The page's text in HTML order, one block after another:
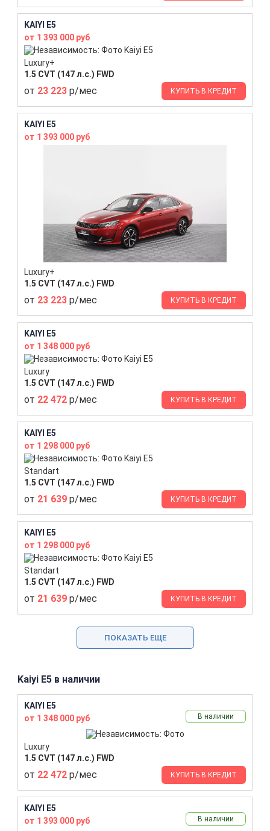
KAIYI E5
от 1 393 000 руб
Luxury+
1.5 CVT (147 л.с.) FWD
от 23 223 р/мес КУПИТЬ В КРЕДИТ
KAIYI E5
от 1 393 000 руб
Luxury+
1.5 CVT (147 л.с.) FWD
от 23 223 р/мес КУПИТЬ В КРЕДИТ
KAIYI E5
от 1 348 000 руб
Luxury
1.5 CVT (147 л.с.) FWD
от 22 472 р/мес КУПИТЬ В КРЕДИТ
KAIYI E5
от 1 298 000 руб
Standart
1.5 CVT (147 л.с.) FWD
от 21 639 р/мес КУПИТЬ В КРЕДИТ
KAIYI E5
от 1 298 000 руб
Standart
1.5 CVT (147 л.с.) FWD
от 21 639 р/мес КУПИТЬ В КРЕДИТ
ПОКАЗАТЬ ЕЩЕ
Kaiyi E5 в наличии
KAIYI E5
от 1 348 000 руб
В наличии
Luxury
1.5 CVT (147 л.с.) FWD
от 22 472 р/мес КУПИТЬ В КРЕДИТ
KAIYI E5
от 1 393 000 руб
В наличии